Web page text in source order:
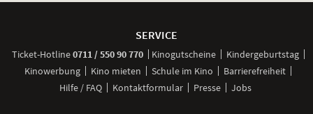
SERVICE
Ticket-Hotline0711 / 550 90 770anrufen
Kinogutscheine
Kindergeburtstag
Kinowerbung
Kino mieten Schule im Kino
Barrierefreiheit
Hilfe / FAQ
Kontaktformular Presse Jobs